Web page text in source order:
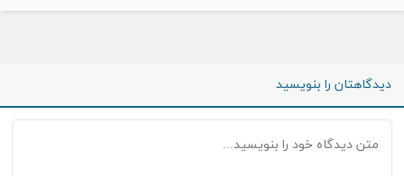
دیدگاهتان را بنویسید